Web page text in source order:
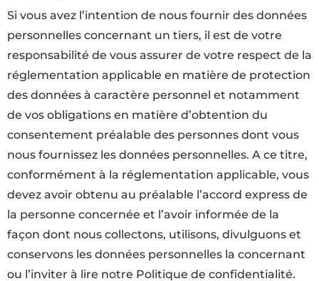
Si vous avez l’intention de nous fournir des données
personnelles concernant un tiers, il est de votre
responsabilité de vous assurer de votre respect de la
réglementation applicable en matière de protection
des données à caractère personnel et notamment
de vos obligations en matière d’obtention du
consentement préalable des personnes dont vous
nous fournissez les données personnelles. A ce titre,
conformément à la réglementation applicable, vous
devez avoir obtenu au préalable l’accord express de
la personne concernée et l’avoir informée de la
façon dont nous collectons, utilisons, divulguons et
conservons les données personnelles la concernant
ou l’inviter à lire notre Politique de confidentialité.